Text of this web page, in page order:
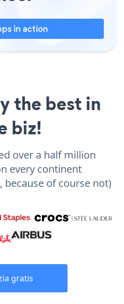
in action
the best in
biz!
over a half million
every continent
because of course not)
gratis